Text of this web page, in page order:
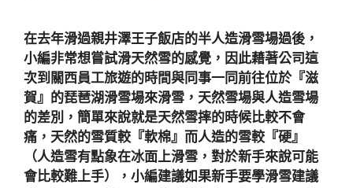
在去年滑過親井澤王子飯店的半人造滑雪場過後，
小編非常想嘗試滑天然雪的感覺，因此藉著公司這
次到關西員工旅遊的時間與同事一同前往位於『滋
賀』的琵琶湖滑雪場來滑雪，天然雪場與人造雪場
的差別，簡單來說就是天然雪摔的時候比較不會
痛，天然的雪質較『軟棉』而人造的雪較『硬』
（人造雪有點象在冰面上滑雪，對於新手來說可能
會比較難上手），小編建議如果新手要學滑雪建議